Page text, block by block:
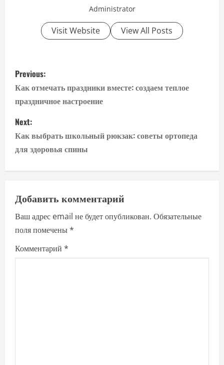
Administrator
Visit Website View All Posts
P
o
s
t
n
a
v
i
g
a
Previous:
Как отмечать праздники вместе: создаем теплое
праздничное настроение
Next:
Как выбрать школьный рюкзак: советы ортопеда
для здоровья спины
Добавить комментарий
Ваш адрес email не будет опубликован. Обязательные
поля помечены*
Комментарий *